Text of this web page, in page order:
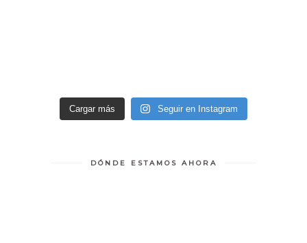
Cargar más Seguir en Instagram
DÓNDE ESTAMOS AHORA